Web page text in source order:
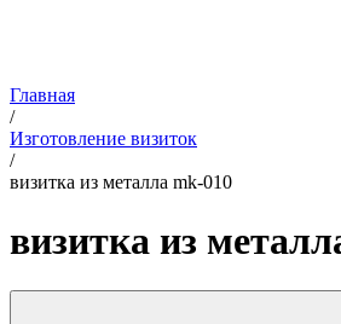
Главная
/
Изготовление визиток
/
визитка из металла mk-010
визитка из